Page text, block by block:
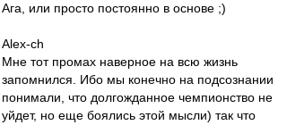
Ага, или просто постоянно в основе ;)
Alex-ch
Мне тот промах наверное на всю жизнь
запомнился. Ибо мы конечно на подсознании
понимали, что долгожданное чемпионство не
уйдет, но еще боялись этой мысли) так что